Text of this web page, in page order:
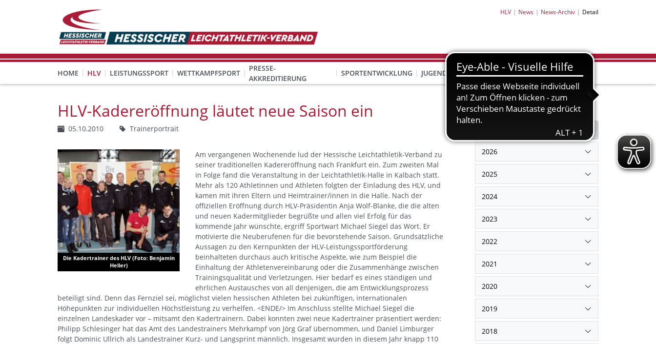
HLV News News-Archiv Detail
HOME HLV LEISTUNGSSPORT WETTKAMPFSPORT
PRESSE-
AKKREDITIERUNG
SPORTENTWICKLUNG JUGEND BILDUNG
HLV-
PARTNER
HLV-
SHOP
HLV-Kadereröffnung läutet neue Saison ein
05.10.2010 Trainerportrait
Die Kadertrainer des HLV (Foto: Benjamin
Heller)
Previous Next
Am vergangenen Wochenende lud der Hessische Leichtathletik-Verband zu
seiner traditionellen Kadereröffnung nach Frankfurt ein. Zum zweiten Mal
in Folge fand die Veranstaltung in der Leichtathletik-Halle in Kalbach statt.
Mehr als 120 Athletinnen und Athleten folgten der Einladung des HLV, und
kamen mit ihren Eltern und Heimtrainer/innen in die Halle. Nach der
offiziellen Eröffnung durch HLV-Präsidentin Anja Wolf-Blanke, die die alten
und neuen Kadermitglieder begrüßte und allen viel Erfolg für das
kommende Jahr wünschte, ergriff Sportwart Michael Siegel das Wort. Er
motivierte die Neuberufenen für die bevorstehende Saison. Grundsätzliche
Aussagen zu den Kernpunkten der HLV-Leistungssportförderung
beinhalteten durchaus auch kritische Aspekte, wie zum Beispiel die
Einhaltung der Athletenvereinbarung oder die Zusammenhänge zwischen
Trainingsqualität und Verletzungen. Hier bedarf es eines ständigen und
ehrlichen Austausches von all denjenigen, die am Entwicklungsprozess
beteiligt sind. Denn das Fernziel sei, möglichst vielen hessischen Athleten bei zukünftigen, internationalen
Höhepunkten zur individuellen Höchstleistung zu verhelfen. <ENDE/> Im Anschluss stellte Michael Siegel die
einzelnen Landeskader vor – mitsamt den Kadertrainern. Dabei konnten zwei neue Kadertrainer präsentiert werden:
Philipp Schlesinger hat das Amt des Landestrainers Mehrkampf von Jörg Graf übernommen, und Daniel Limburger
folgt Dominic Ullrich als Landestrainer Kurz- und Langsprint männlich. Insgesamt wurden in diesem Jahr knapp 110
Filter
2026
2025
2024
2023
2022
2021
2020
2019
2018